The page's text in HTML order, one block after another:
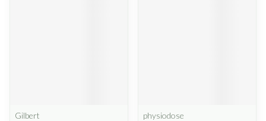
Gilbert
physiodose